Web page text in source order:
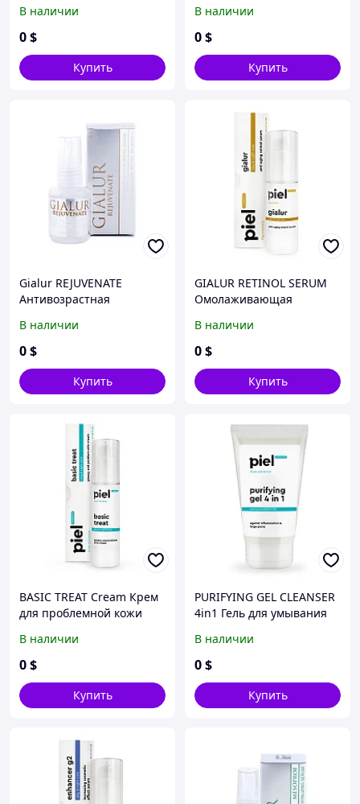
признаков старения
В наличии
0$
Купить
макияжа для проблемной
кожи. Глубокое очищение
В наличии
0$
Купить
Gialur REJUVENATE
Антивозрастная
кислоты с эластином
коллагеном и ретинолом
гиалуроновой кислоты)
В наличии
0$
Купить
GIALUR RETINOL SERUM
Омолаживающая
коллагеном и ретинолом
В наличии
0$
Купить
BASIC TREAT Cream Крем
для проблемной кожи
В наличии
0$
Купить
PURIFYING GEL CLEANSER
4in1 Гель для умывания
Глубокое очищение
В наличии
0$
Купить